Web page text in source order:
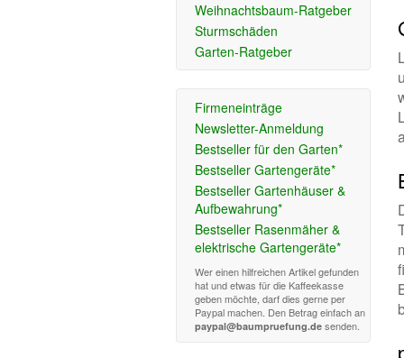
Weihnachtsbaum-Ratgeber
Sturmschäden
Garten-Ratgeber
Firmeneinträge
Newsletter-Anmeldung
Bestseller für den Garten*
Bestseller Gartengeräte*
Bestseller Gartenhäuser &
Aufbewahrung*
Bestseller Rasenmäher &
elektrische Gartengeräte*
Wer einen hilfreichen Artikel gefunden
hat und etwas für die Kaffeekasse
geben möchte, darf dies gerne per
Paypal machen. Den Betrag einfach an
paypal@baumpruefung.de senden.